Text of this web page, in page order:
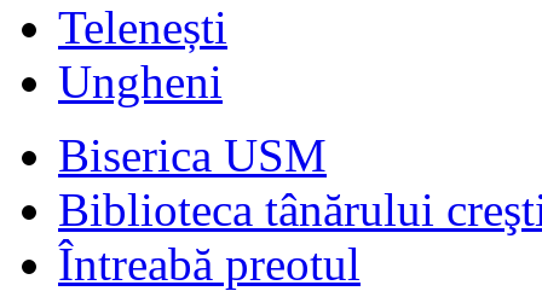
Telenești
Ungheni
Biserica USM
Biblioteca tânărului
Întreabă preotul